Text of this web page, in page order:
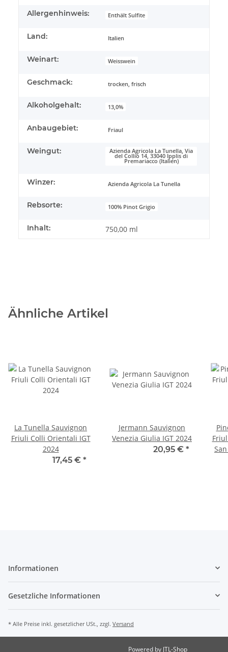
Allergenhinweis: Enthält Sulfite
Land: Italien
Weinart: Weisswein
Geschmack: trocken, frisch
Alkoholgehalt: 13,0%
Anbaugebiet: Friaul
Weingut: Azienda Agricola La Tunella, Via
del Collio 14, 33040 Ipplis di
Premariacco (Italien)
Winzer: Azienda Agricola La Tunella
Rebsorte: 100% Pinot Grigio
Inhalt: 750,00 ml
Ähnliche Artikel
La Tunella Sauvignon
Friuli Colli Orientali IGT
2024
17,45 € *
Jermann Sauvignon
Venezia Giulia IGT 2024
20,95 € *
Informationen
Gesetzliche Informationen
* Alle Preise inkl. gesetzlicher USt., zzgl. Versand
Powered by JTL-Shop